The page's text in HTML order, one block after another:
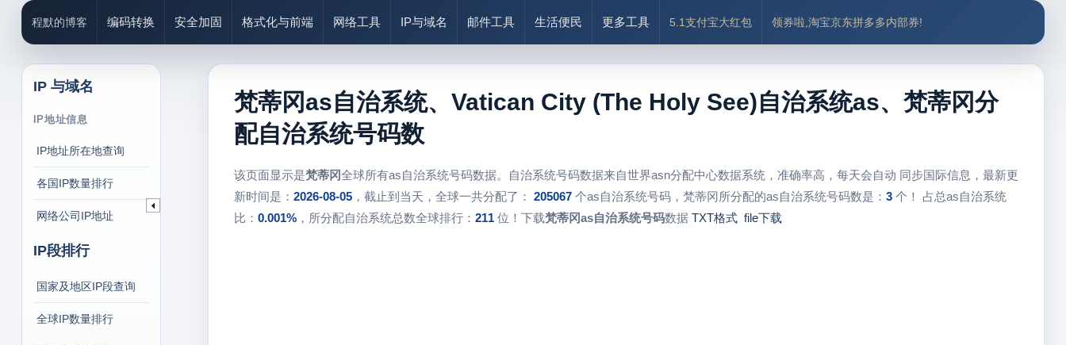
程默的博客 编码转换 安全加固 格式化与前端 网络工具 IP与域名 邮件工具 生活便民 更多工具 5.1支付宝大红包 领券啦,淘宝京东拼多多内部券!
IP 与域名
IP地址信息
IP地址所在地查询
各国IP数量排行
网络公司IP地址
IP段排行
国家及地区IP段查询
全球IP数量排行
梵蒂冈as自治系统、Vatican City (The Holy See)自治系统as、梵蒂冈分
配自治系统号码数
该页面显示是梵蒂冈全球所有as自治系统号码数据。自治系统号码数据来自世界asn分配中心数据系统，准确率高，每天会自动 同步国际信息，最新更
新时间是： 2026-08-05，截止到当天，全球一共分配了： 205067个as自治系统号码，梵蒂冈所分配的as自治系统号码数是： 3个！ 占总as自治系统
比： 0.001%，所分配自治系统总数全球排行： 211位！下载梵蒂冈as自治系统号码数据 TXT格式 file下载